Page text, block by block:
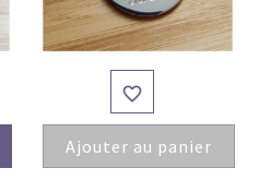

Ajouter au panier